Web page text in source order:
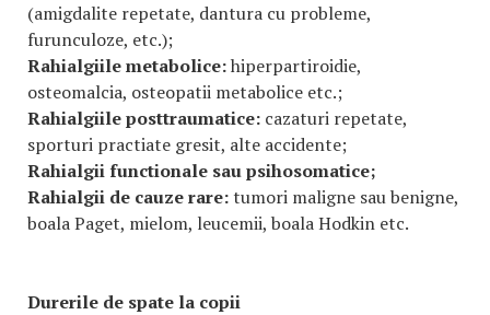
(amigdalite repetate, dantura cu probleme,
furunculoze, etc.);
Rahialgiile metabolice:hiperpartiroidie,
osteomalcia, osteopatii metabolice etc.;
Rahialgiile posttraumatice: cazaturi repetate,
sporturi practiate gresit, alte accidente;
Rahialgii functionale sau psihosomatice;
Rahialgii de cauze rare:tumori maligne sau benigne,
boala Paget, mielom, leucemii, boala Hodkin etc.
Durerile de spate la copii